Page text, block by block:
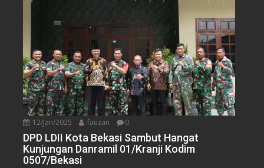
12/Jan/2025 fauzan 0
DPD LDII Kota Bekasi Sambut Hangat
Kunjungan Danramil 01/Kranji Kodim
0507/Bekasi